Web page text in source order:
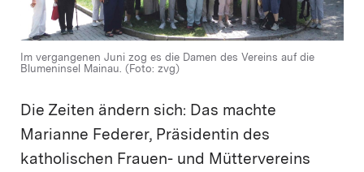
Im vergangenen Juni zog es die Damen des Vereins auf die
Blumeninsel Mainau. (Foto: zvg)
Die Zeiten ändern sich: Das machte
Marianne Federer, Präsidentin des
katholischen Frauen- und Müttervereins